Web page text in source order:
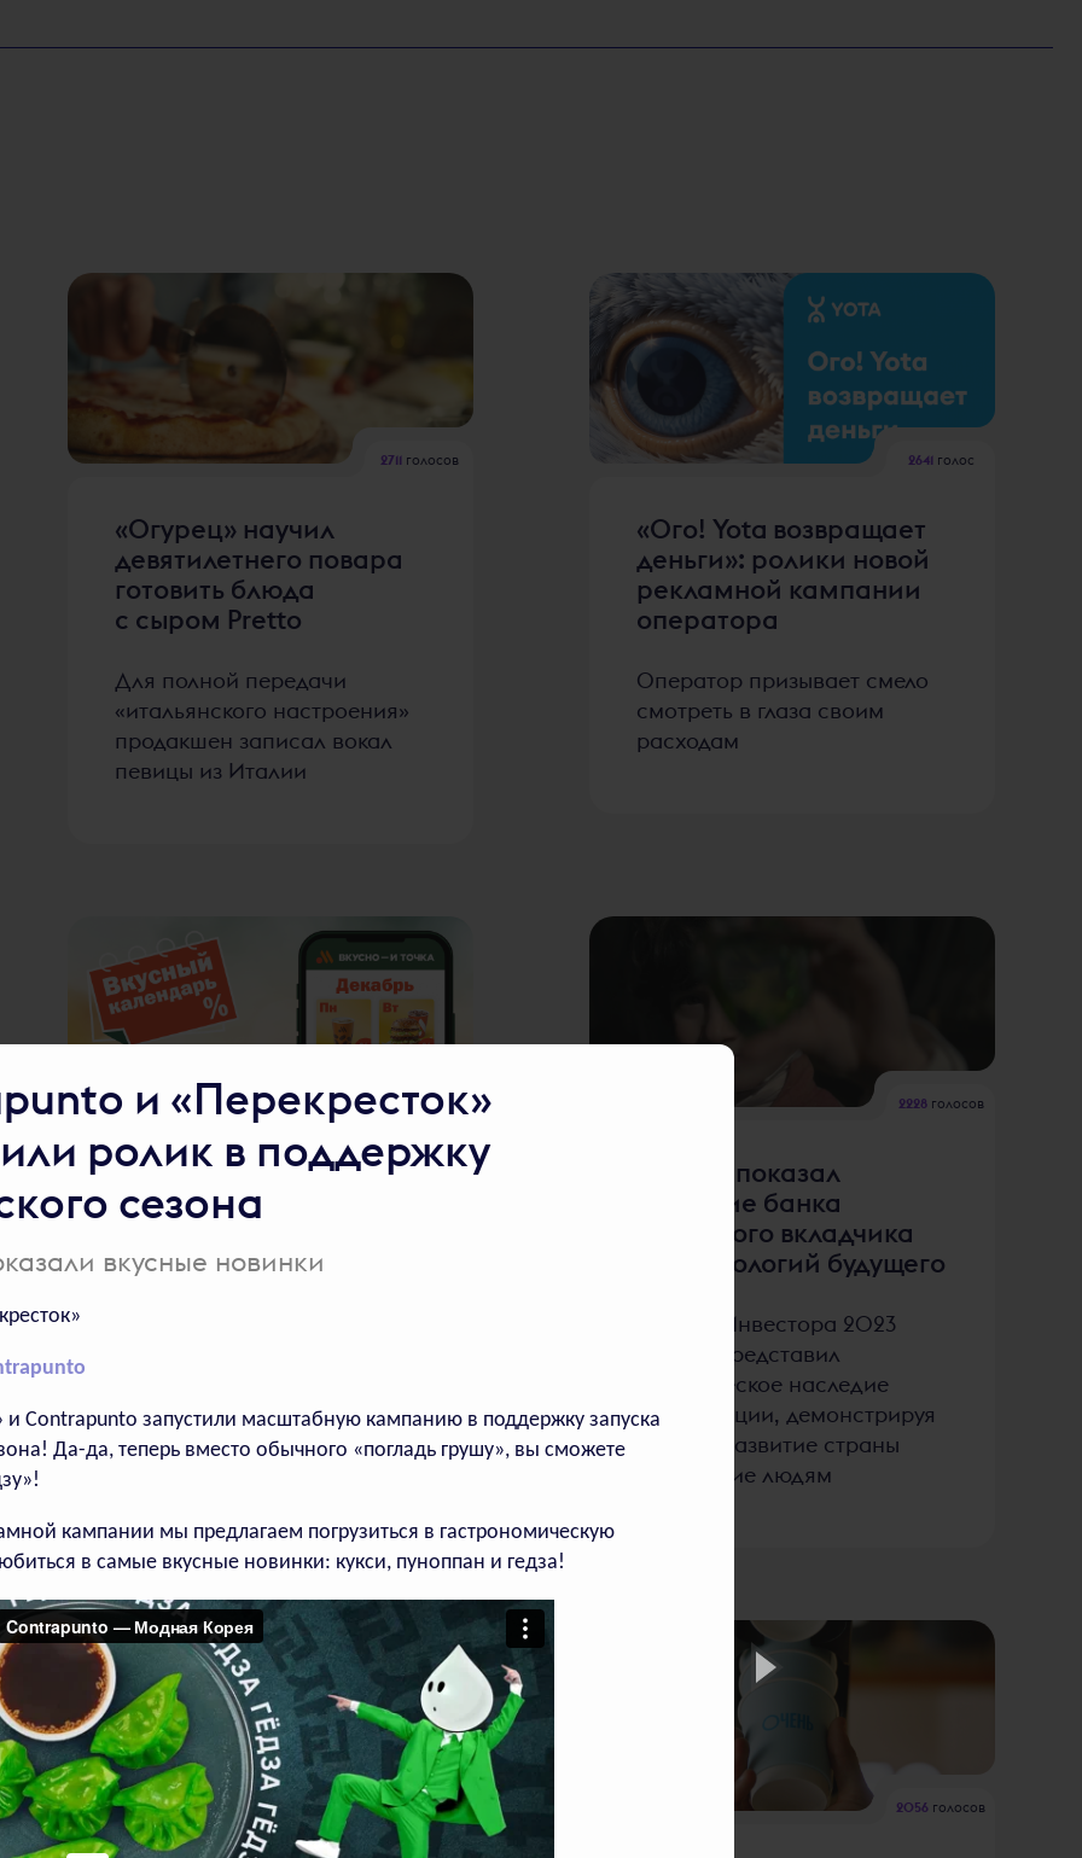
и «Перекресток»
ролик в поддержку
сезона
вкусные новинки
и Contrapunto запустили масштабную кампанию в поддержку запуска
Да-да, теперь вместо обычного «погладь грушу», вы сможете
кампании мы предлагаем погрузиться в гастрономическую
в самые вкусные новинки: кукси, пуноппан и гедза!
2711 голосов
«Огурец» научил
девятилетнего повара
готовить блюда
с сыром Pretto
Для полной передачи
«итальянского настроения»
продакшен записал вокал
певицы из Италии
2641 голос
«Ого! Yota возвращает
деньги»: ролики новой
рекламной кампании
оператора
Оператор призывает смело
смотреть в глаза своим
расходам
2235 голосов
Есть календарь,
встречи в котором
по суперцене
2228голосов
«Сбер» показал
развитие банка
от первого вкладчика
до технологий будущего
На Дне Инвестора 2023
«Сбер» представил
историческое наследие
и инновации, демонстрируя
вклад в развитие страны
и служение людям
2077голосов 2056 голосов